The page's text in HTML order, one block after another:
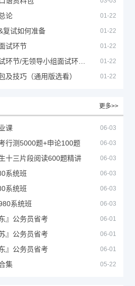
论 01-22
复试如何准备 01-22
试环节 01-22
01-22
及技巧（通用版选看） 01-22
更多>>
课 06-03
行测5000题+申论100题 06-03
十三片段阅读600题精讲 06-03
系统班 06-03
系统班 06-03
系统班 06-03
』公务员省考 06-01
』公务员省考 06-01
』公务员省考 06-01
集 05-22